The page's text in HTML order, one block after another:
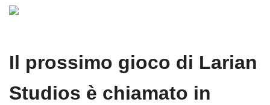
Il prossimo gioco di Larian
Studios è chiamato in